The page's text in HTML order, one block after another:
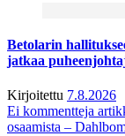
Betolarin
jatkaa
Kirjoitettu 7.8.2026
Ei kommentteja
osaamista –